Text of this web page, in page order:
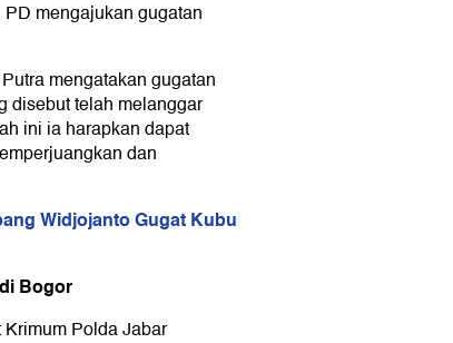
mengajukan gugatan
mengatakan gugatan
disebut telah melanggar
ini ia harapkan dapat
dan
Widjojanto Gugat Kubu
Bogor
Polda Jabar